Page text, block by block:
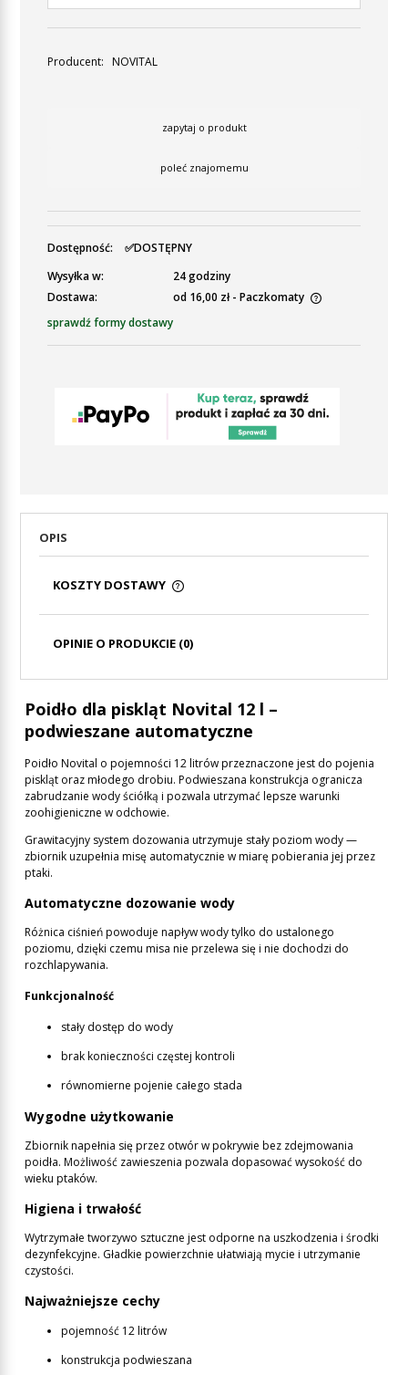
Producent: NOVITAL
zapytaj o produkt
poleć znajomemu
Dostępność:
✅DOSTĘPNY
Wysyłka w:
24 godziny
Dostawa:
od 16,00 zł - Paczkomaty
Cena nie zawiera ewentualnych kosztów płatności
sprawdź formy dostawy
OPIS
KOSZTY DOSTAWY
PŁATNOŚCI
OPINIE O PRODUKCIE (0)
Poidło dla piskląt Novital 12 l –
podwieszane automatyczne
Poidło Novital o pojemności 12 litrów przeznaczone jest do pojenia
piskląt oraz młodego drobiu. Podwieszana konstrukcja ogranicza
zabrudzanie wody ściółką i pozwala utrzymać lepsze warunki
zoohigieniczne w odchowie.
Grawitacyjny system dozowania utrzymuje stały poziom wody —
zbiornik uzupełnia misę automatycznie w miarę pobierania jej przez
ptaki.
Automatyczne dozowanie wody
Różnica ciśnień powoduje napływ wody tylko do ustalonego
poziomu, dzięki czemu misa nie przelewa się i nie dochodzi do
rozchlapywania.
Funkcjonalność
stały dostęp do wody
brak konieczności częstej kontroli
równomierne pojenie całego stada
Wygodne użytkowanie
Zbiornik napełnia się przez otwór w pokrywie bez zdejmowania
poidła. Możliwość zawieszenia pozwala dopasować wysokość do
wieku ptaków.
Higiena i trwałość
Wytrzymałe tworzywo sztuczne jest odporne na uszkodzenia i środki
dezynfekcyjne. Gładkie powierzchnie ułatwiają mycie i utrzymanie
czystości.
Najważniejsze cechy
pojemność 12 litrów
konstrukcja podwieszana